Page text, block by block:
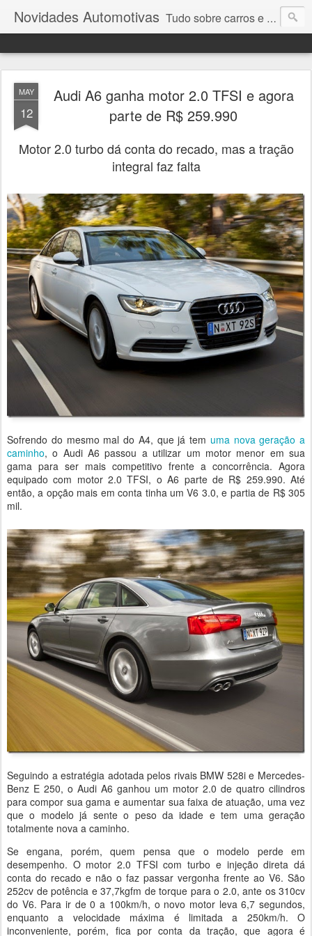
Novidades Automotivas Tudo sobre carros e motores
MAY
12
Audi A6 ganha motor 2.0 TFSI e agora
parte de R$ 259.990
Motor 2.0 turbo dá conta do recado, mas a tração
integral faz falta
Sofrendo do mesmo mal do A4, que já tem uma nova geração a
caminho, o Audi A6 passou a utilizar um motor menor em sua
gama para ser mais competitivo frente a concorrência. Agora
equipado com motor 2.0 TFSI, o A6 parte de R$ 259.990. Até
então, a opção mais em conta tinha um V6 3.0, e partia de R$ 305
mil.
Seguindo a estratégia adotada pelos rivais BMW 528i e Mercedes-
Benz E 250, o Audi A6 ganhou um motor 2.0 de quatro cilindros
para compor sua gama e aumentar sua faixa de atuação, uma vez
que o modelo já sente o peso da idade e tem uma geração
totalmente nova a caminho.
Se engana, porém, quem pensa que o modelo perde em
desempenho. O motor 2.0 TFSI com turbo e injeção direta dá
conta do recado e não o faz passar vergonha frente ao V6. São
252cv de potência e 37,7kgfm de torque para o 2.0, ante os 310cv
do V6. Para ir de 0 a 100km/h, o novo motor leva 6,7 segundos,
enquanto a velocidade máxima é limitada a 250km/h. O
inconveniente, porém, fica por conta da tração, que agora é